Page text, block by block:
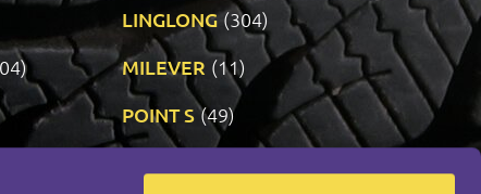
LINGLONG (304)
MILEVER (11)
POINT S (49)